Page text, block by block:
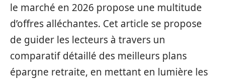
le marché en 2026 propose une multitude
d’offres alléchantes. Cet article se propose
de guider les lecteurs à travers un
comparatif détaillé des meilleurs plans
épargne retraite, en mettant en lumière les